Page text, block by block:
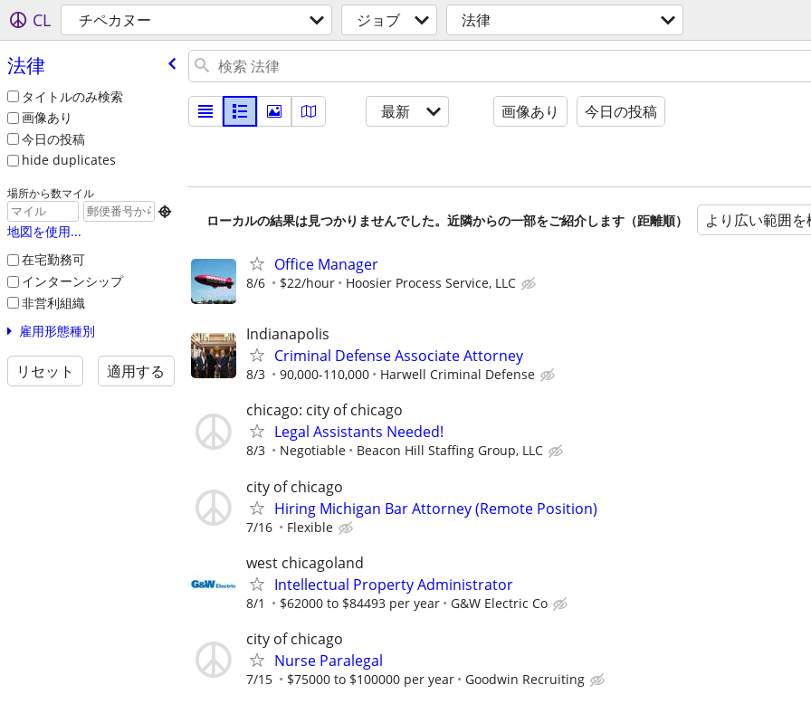
CL チペカヌー ジョブ 法律
法律
タイトルのみ検索
画像あり
今日の投稿
hide duplicates
場所から数マイル

地図を使用...
在宅勤務可
インターンシップ
非営利組織
雇用形態種別
リセット 適用する
最新 画像あり 今日の投稿
ローカルの結果は見つかりませんでした。近隣からの一部をご紹介します（距離順） より広い範囲を
Office Manager
8/6 $22/hour Hoosier Process Service, LLC
Indianapolis
Criminal Defense Associate Attorney
8/3 90,000-110,000 Harwell Criminal Defense
chicago: city of chicago
Legal Assistants Needed!
8/3 Negotiable Beacon Hill Staffing Group, LLC
city of chicago
Hiring Michigan Bar Attorney (Remote Position)
7/16 Flexible
west chicagoland
Intellectual Property Administrator
8/1 $62000 to $84493 per year G&W Electric Co
city of chicago
Nurse Paralegal
7/15 $75000 to $100000 per year Goodwin Recruiting